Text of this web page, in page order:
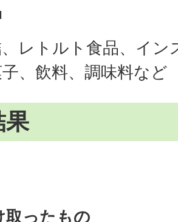
レトルト食品、イン
、飲料、調味料など
果
取ったもの